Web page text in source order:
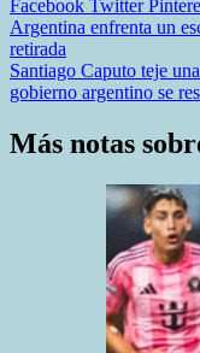
Facebook Twitter
Navegación
de
entradas
Argentina enfrenta un
retirada
Santiago Caputo teje
gobierno argentino se
Más notas